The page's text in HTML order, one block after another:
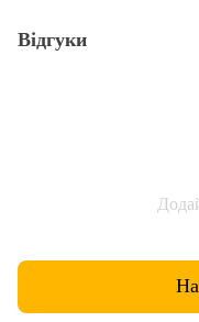
Відгуки